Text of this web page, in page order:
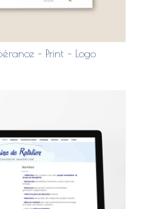
– Print – Logo